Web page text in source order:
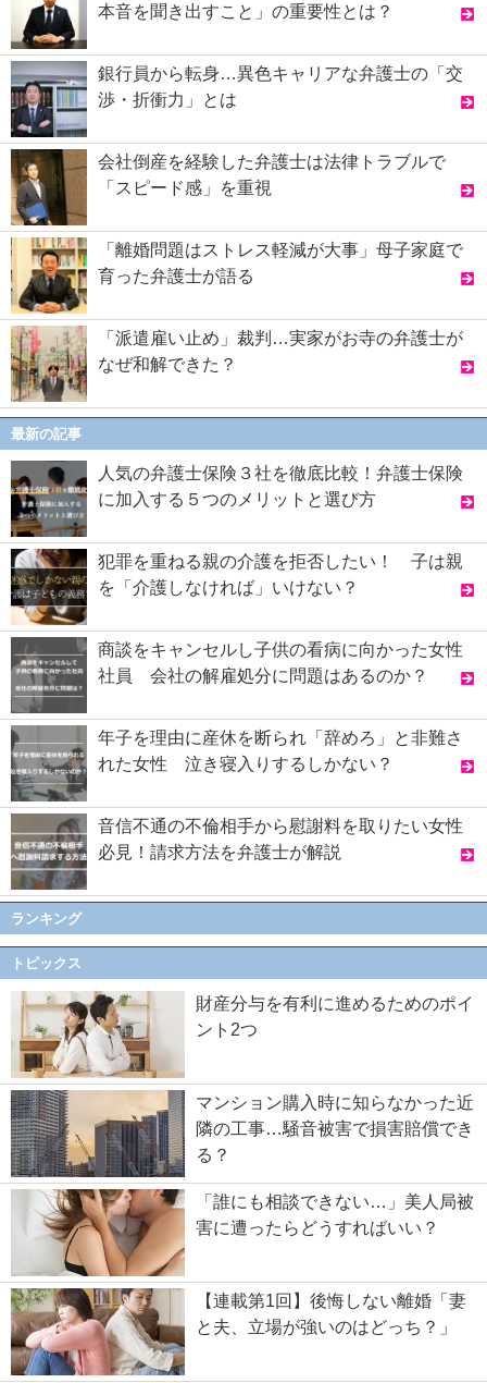
本音を聞き出すこと」の重要性とは？
銀行員から転身…異色キャリアな弁護士の「交
渉・折衝力」とは
会社倒産を経験した弁護士は法律トラブルで
「スピード感」を重視
「離婚問題はストレス軽減が大事」母子家庭で
育った弁護士が語る
「派遣雇い止め」裁判…実家がお寺の弁護士が
なぜ和解できた？
最新の記事
人気の弁護士保険３社を徹底比較！弁護士保険
に加入する５つのメリットと選び方
犯罪を重ねる親の介護を拒否したい！ 子は親
を「介護しなければ」いけない？
商談をキャンセルし子供の看病に向かった女性
社員 会社の解雇処分に問題はあるのか？
年子を理由に産休を断られ「辞めろ」と非難さ
れた女性 泣き寝入りするしかない？
音信不通の不倫相手から慰謝料を取りたい女性
必見！請求方法を弁護士が解説
ランキング
トピックス
財産分与を有利に進めるためのポイ
ント2つ
マンション購入時に知らなかった近
隣の工事…騒音被害で損害賠償でき
る？
「誰にも相談できない…」美人局被
害に遭ったらどうすればいい？
【連載第1回】後悔しない離婚「妻
と夫、立場が強いのはどっち？」